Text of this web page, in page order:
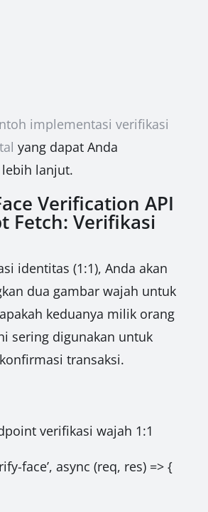
implementasi verifikasi
yang dapat Anda
lanjut.
Verification API
Fetch: Verifikasi
identitas (1:1), Anda akan
dua gambar wajah untuk
keduanya milik orang
sering digunakan untuk
transaksi.
verifikasi wajah 1:1
face’, async (req, res) => {